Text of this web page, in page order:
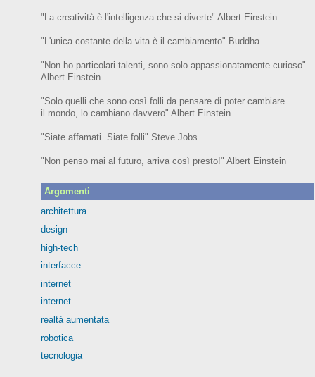
"La creatività è l'intelligenza che si diverte" Albert Einstein
"L'unica costante della vita è il cambiamento" Buddha
"Non ho particolari talenti, sono solo appassionatamente curioso"
Albert Einstein
"Solo quelli che sono così folli da pensare di poter cambiare
il mondo, lo cambiano davvero" Albert Einstein
"Siate affamati. Siate folli" Steve Jobs
"Non penso mai al futuro, arriva così presto!" Albert Einstein
Argomenti
architettura
design
high-tech
interfacce
internet
internet.
realtà aumentata
robotica
tecnologia